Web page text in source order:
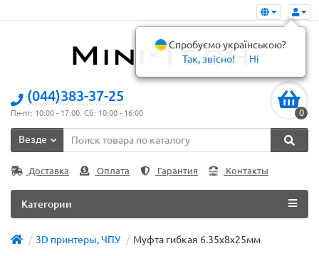
(044)383-37-25
Пн-пт: 10:00 - 17:00. Сб: 10:00 - 16:00 0
Везде
Доставка Оплата Гарантия Контакты
Категории
3D принтеры, ЧПУ Муфта гибкая 6.35x8x25мм
Спробуємо українською?
Так, звісно!
Ні